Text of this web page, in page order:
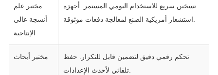
مختبر علم
أنسجة عالي
الإنتاجية
تسخين سريع للاستخدام اليومي المستمر. أجهزة
مختبر أبحاث
تحكم رقمي دقيق لتضمين قابل للتكرار. حفظ
تلقائي لأحدث الإعدادات.